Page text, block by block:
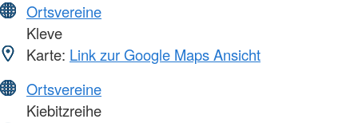
Ortsvereine
Kleve
Karte: Link zur Google Maps Ansicht
Ortsvereine
Kiebitzreihe